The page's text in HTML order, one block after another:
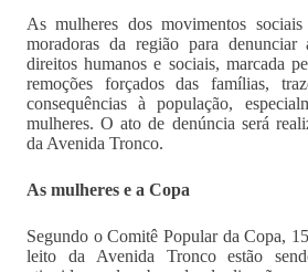
As mulheres dos movimentos
moradoras da região para
direitos humanos e sociais, marcada
remoções forçados das famílias,
consequências à população,
mulheres. O ato de denúncia será
da Avenida Tronco.
As mulheres e a Copa
Segundo o Comitê Popular da Copa,
leito da Avenida Tronco estão